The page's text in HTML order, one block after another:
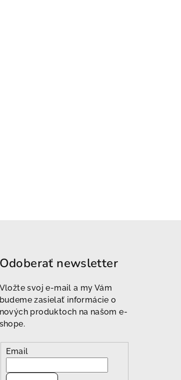
Odoberať newsletter
Vložte svoj e-mail a my Vám
budeme zasielať informácie o
nových produktoch na našom e-
shope.
Email